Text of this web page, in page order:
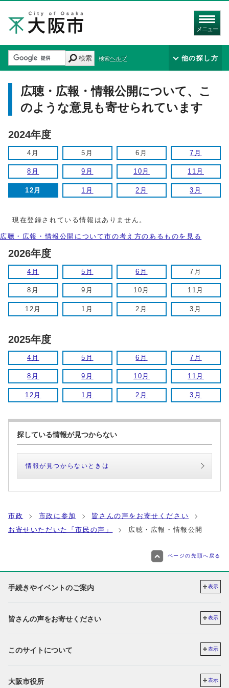
メニュー
検索 検索ヘルプ 他の探し方
広聴・広報・情報公開について、こ
のような意見も寄せられています
2024年度
4月 5月 6月 7月
8月 9月 10月 11月
12月 1月 2月 3月
現在登録されている情報はありません。
広聴・広報・情報公開について市の考え方のあるものを見る
2026年度
4月 5月 6月 7月
8月 9月 10月 11月
12月 1月 2月 3月
2025年度
4月 5月 6月 7月
8月 9月 10月 11月
12月 1月 2月 3月
探している情報が見つからない
情報が見つからないときは
市政 市政に参加
皆さんの声をお寄せください
お寄せいただいた「市民の声」
広聴・広報・情報公開
ページの先頭へ戻る
手続きやイベントのご案内 表示
皆さんの声をお寄せください 表示
このサイトについて 表示
大阪市役所 表示